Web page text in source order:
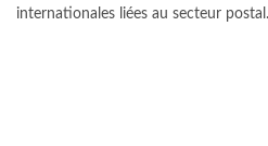
internationales liées au secteur postal.